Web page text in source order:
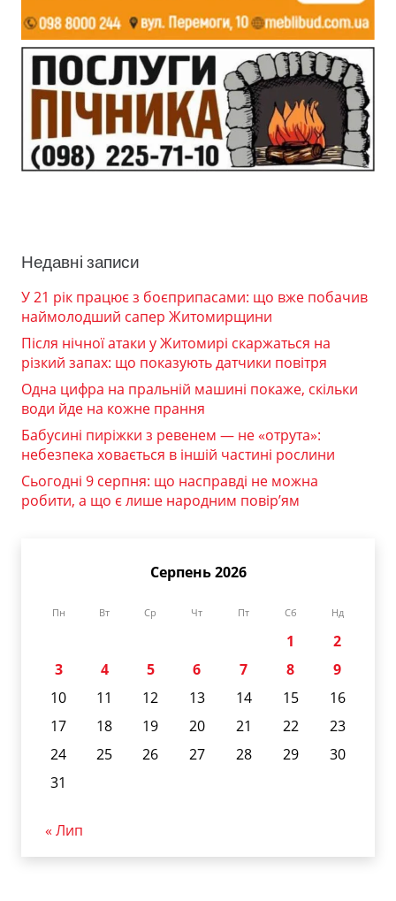
Недавні записи
У 21 рік працює з боєприпасами: що вже побачив
наймолодший сапер Житомирщини
Після нічної атаки у Житомирі скаржаться на
різкий запах: що показують датчики повітря
Одна цифра на пральній машині покаже, скільки
води йде на кожне прання
Бабусині пиріжки з ревенем — не «отрута»:
небезпека ховається в іншій частині рослини
Сьогодні 9 серпня: що насправді не можна
робити, а що є лише народним повір’ям
Серпень 2026
Пн Вт Ср Чт Пт Сб Нд
1
2
3
4 5 6 7 8
9
10
11 12 13 14 15
16
17
18 19 20 21 22
23
24
25 26 27 28 29
30
31
« Лип